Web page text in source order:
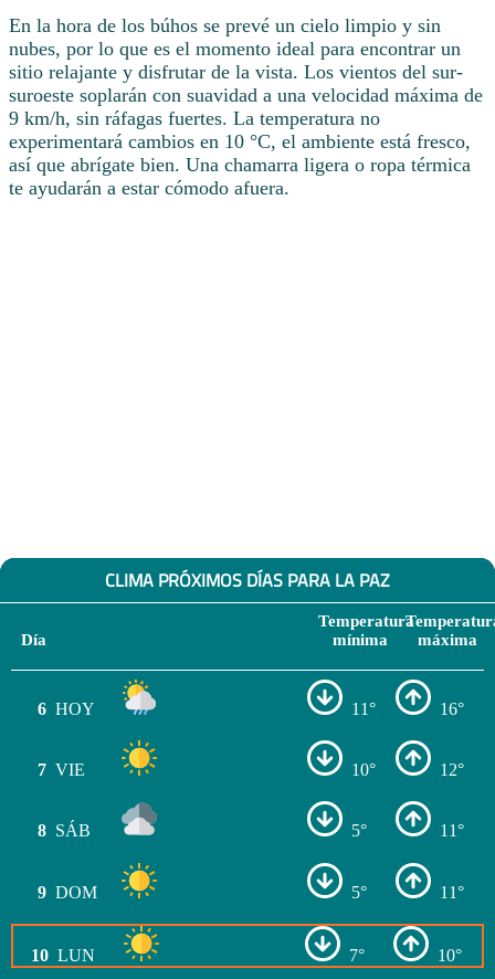
En la hora de los búhos se prevé un cielo limpio y sin
nubes, por lo que es el momento ideal para encontrar un
sitio relajante y disfrutar de la vista. Los vientos del sur-
suroeste soplarán con suavidad a una velocidad máxima de
9 km/h, sin ráfagas fuertes. La temperatura no
experimentará cambios en 10 °C, el ambiente está fresco,
así que abrígate bien. Una chamarra ligera o ropa térmica
te ayudarán a estar cómodo afuera.
CLIMA PRÓXIMOS DÍAS PARA LA PAZ
Día
Temperatura
mínima
máxima
6 HOY 11° 16°
7 VIE 10° 12°
8 SÁB 5° 11°
9 DOM 5° 11°
10 LUN 7° 10°